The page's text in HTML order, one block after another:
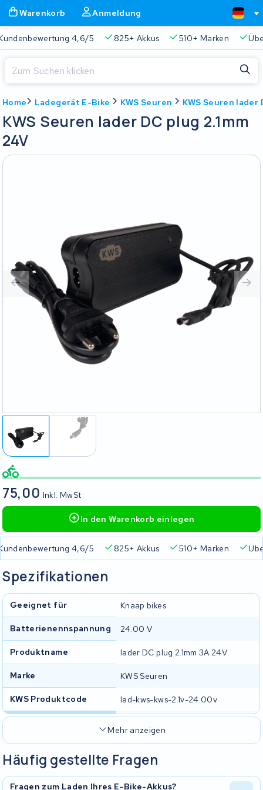
Warenkorb Anmeldung
4,6/5 825+ Akkus 510+ Marken
Home Ladegerät E-Bike KWS Seuren KWS Seuren lader
KWS Seuren lader DC plug 2.1mm
24V
75,00 Inkl. MwSt
In den Warenkorb einlegen
4,6/5 825+ Akkus 510+ Marken
Spezifikationen
Geeignet für Knaap bikes
Batterienennspannung 24.00 V
Produktname lader DC plug 2.1mm 3A 24V
Marke KWS Seuren
KWS Produktcode lad-kws-kws-2.1v-24.00v
Mehr anzeigen
Häufig gestellte Fragen
Fragen zum Laden Ihres E-Bike-Akkus?
Warenkorb
Schließen
Beginnen Sie mit der Eingabe in der Suchleiste, um zu suchen